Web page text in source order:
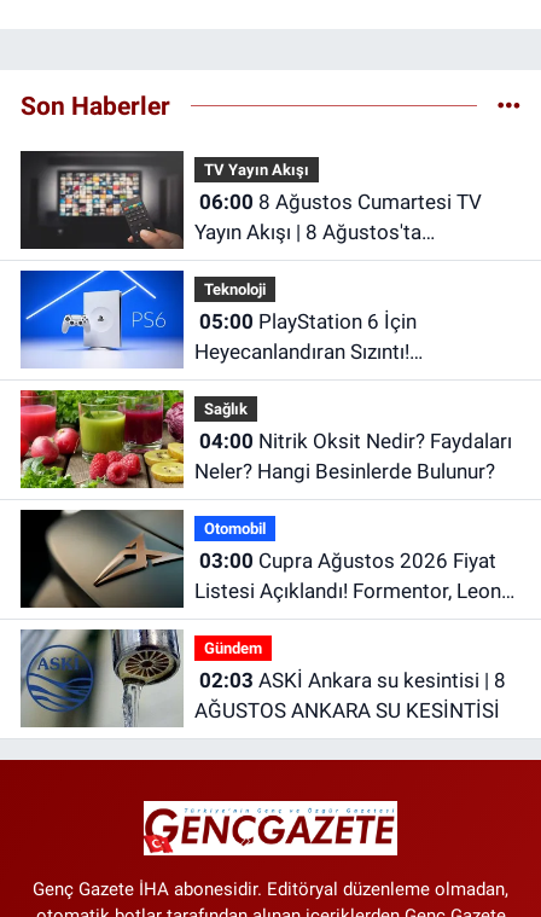
Son Haberler
TV Yayın Akışı
06:00
Yayın Akışı | 8 Ağustos'ta
Televizyonda Neler Var? TRT 1, TV8,
NOW TV, Show TV, ATV, Star TV...
Teknoloji
05:00
Heyecanlandıran Sızıntı!
Performansı PS5'i Geride Bırakabilir
Sağlık
04:00
Neler? Hangi Besinlerde Bulunur?
Otomobil
03:00
Listesi Açıklandı! Formentor, Leon
ve Terramar Güncel Fiyatları
Gündem
02:03
AĞUSTOS ANKARA SU KESİNTİSİ
Genç Gazete İHA abonesidir. Editöryal düzenleme olmadan,